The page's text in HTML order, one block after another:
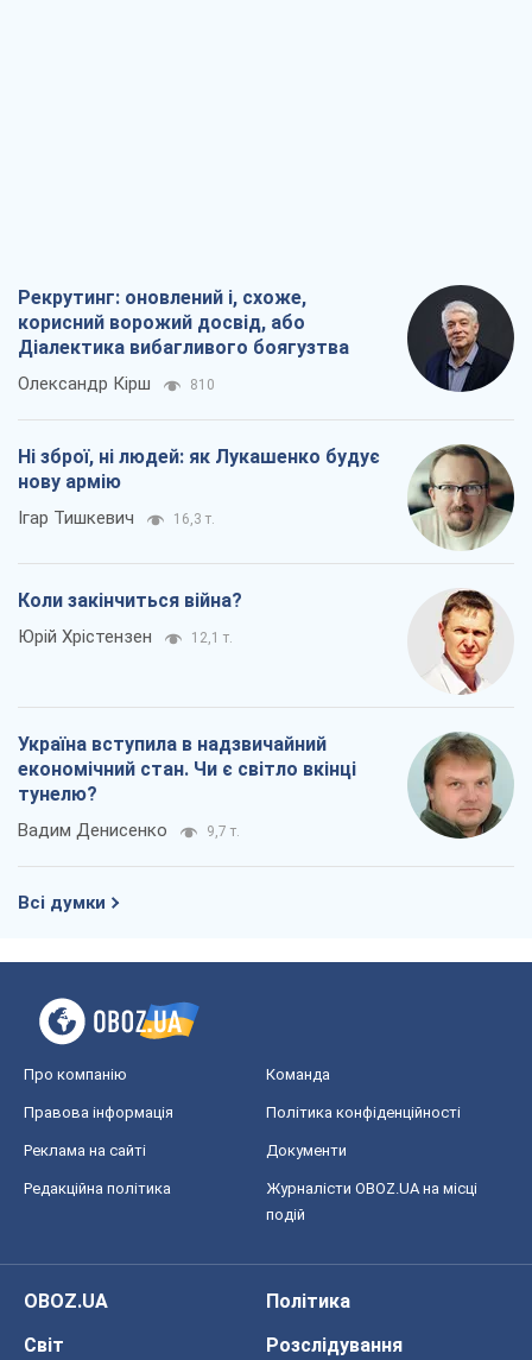
Рекрутинг: оновлений і, схоже,
корисний ворожий досвід, або
Діалектика вибагливого боягузтва
Олександр Кірш 810
Ні зброї, ні людей: як Лукашенко будує
нову армію
Ігар Тишкевич 16,3 т.
Коли закінчиться війна?
Юрій Хрістензен 12,1 т.
Україна вступила в надзвичайний
економічний стан. Чи є світло вкінці
тунелю?
Вадим Денисенко 9,7 т.
Всі думки
Про компанію Команда
Правова інформація Політика конфіденційності
Реклама на сайті Документи
Редакційна політика
Журналісти OBOZ.UA на місці
подій
OBOZ.UA
Політика
Світ
Розслідування